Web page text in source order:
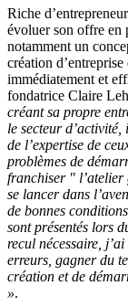
Riche
évoluer son offre en
notamment un
création
immédiatement et
fondatrice Claire
créant sa propre
le secteur d’activité,
de l’expertise de
problèmes de
franchiser " l’atelier
se lancer dans
de bonnes
sont présentés lors
recul nécessaire,
erreurs, gagner du
création et de
».